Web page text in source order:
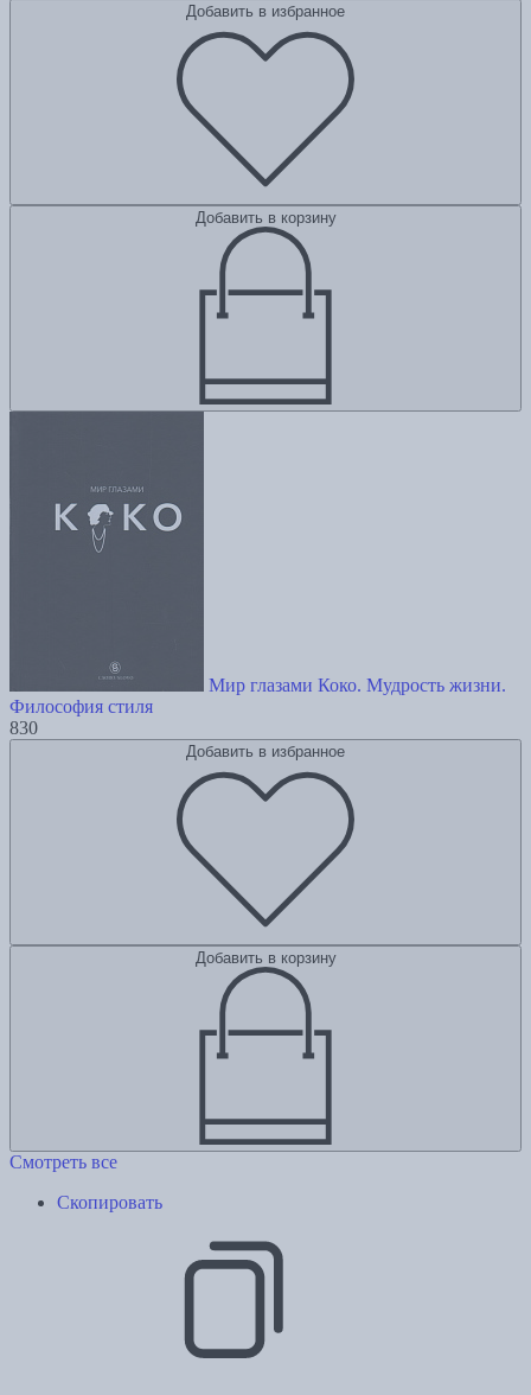
Добавить в избранное
Добавить в корзину
Мир глазами Коко. Мудрость жизни.
Философия стиля
830
Добавить в избранное
Добавить в корзину
Смотреть все
Скопировать